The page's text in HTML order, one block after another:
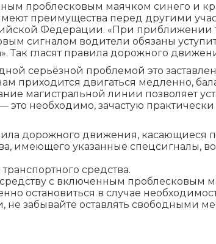
проблесковым маячком синего и
преимущества перед другими
Федерации. «При приближении
сигналом водители обязаны
Так гласят правила дорожного
серьёзной проблемой это
двигаться медленно,
магистральной линии позволяет
— это необходимо, зачастую
дорожного движения, касающиеся
имеющего указанные спецсигналы,
средства.
с включенным проблесковым
остановиться в случае
забывайте оставлять свободными